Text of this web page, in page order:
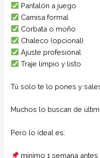
Pantalón a juego
Camisa formal
Corbata o moño
Chaleco (opcional)
Ajuste profesional
Traje limpio y listo
Tú solo te lo pones y
Muchos lo buscan de
Pero lo ideal es:
mínimo 1 semana antes